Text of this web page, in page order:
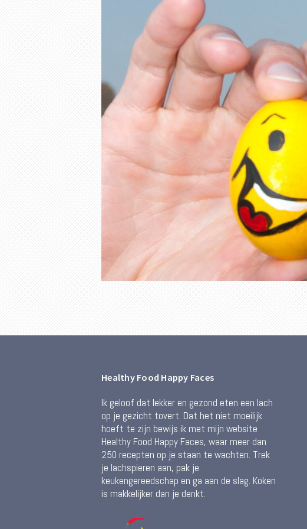
Healthy Food Happy Faces
Ik geloof dat lekker en gezond eten een lach
op je gezicht tovert. Dat het niet moeilijk
hoeft te zijn bewijs ik met mijn website
Healthy Food Happy Faces, waar meer dan
250 recepten op je staan te wachten. Trek
je lachspieren aan, pak je
keukengereedschap en ga aan de slag. Koken
is makkelijker dan je denkt.